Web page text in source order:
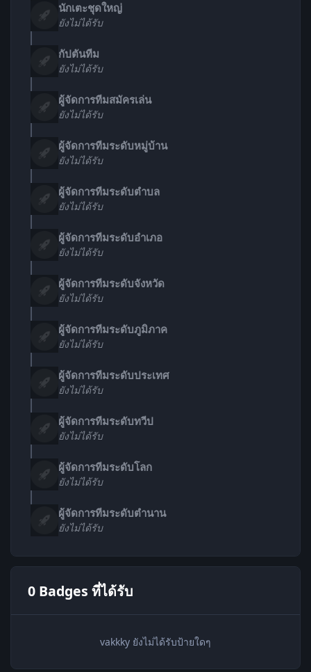
นักเตะชุดใหญ่
ยังไม่ได้รับ
กัปตันทีม
ยังไม่ได้รับ
ผู้จัดการทีมสมัครเล่น
ยังไม่ได้รับ
ผู้จัดการทีมระดับหมู่บ้าน
ยังไม่ได้รับ
ผู้จัดการทีมระดับตำบล
ยังไม่ได้รับ
ผู้จัดการทีมระดับอำเภอ
ยังไม่ได้รับ
ผู้จัดการทีมระดับจังหวัด
ยังไม่ได้รับ
ผู้จัดการทีมระดับภูมิภาค
ยังไม่ได้รับ
ผู้จัดการทีมระดับประเทศ
ยังไม่ได้รับ
ผู้จัดการทีมระดับทวีป
ยังไม่ได้รับ
ผู้จัดการทีมระดับโลก
ยังไม่ได้รับ
ผู้จัดการทีมระดับตำนาน
ยังไม่ได้รับ
0 Badges ที่ได้รับ
vakkky ยังไม่ได้รับป้ายใดๆ